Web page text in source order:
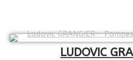
LUDOVIC